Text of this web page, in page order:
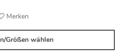
Merken
Größen wählen